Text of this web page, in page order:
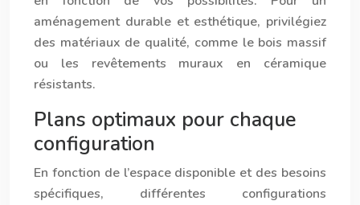
aménagement durable et esthétique, privilégiez
des matériaux de qualité, comme le bois massif
ou les revêtements muraux en céramique
résistants.
Plans optimaux pour chaque
configuration
En fonction de l’espace disponible et des besoins
spécifiques, différentes configurations